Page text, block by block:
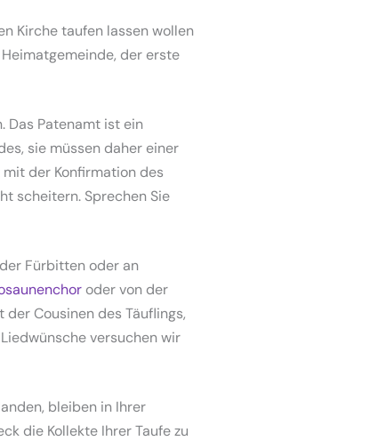
Kirche taufen lassen wollen
der erste
Das Patenamt ist ein
sie müssen daher einer
der Konfirmation des
scheitern. Sprechen Sie
Fürbitten oder an
oder von der
Cousinen des Täuflings,
versuchen wir
bleiben in Ihrer
die Kollekte Ihrer Taufe zu